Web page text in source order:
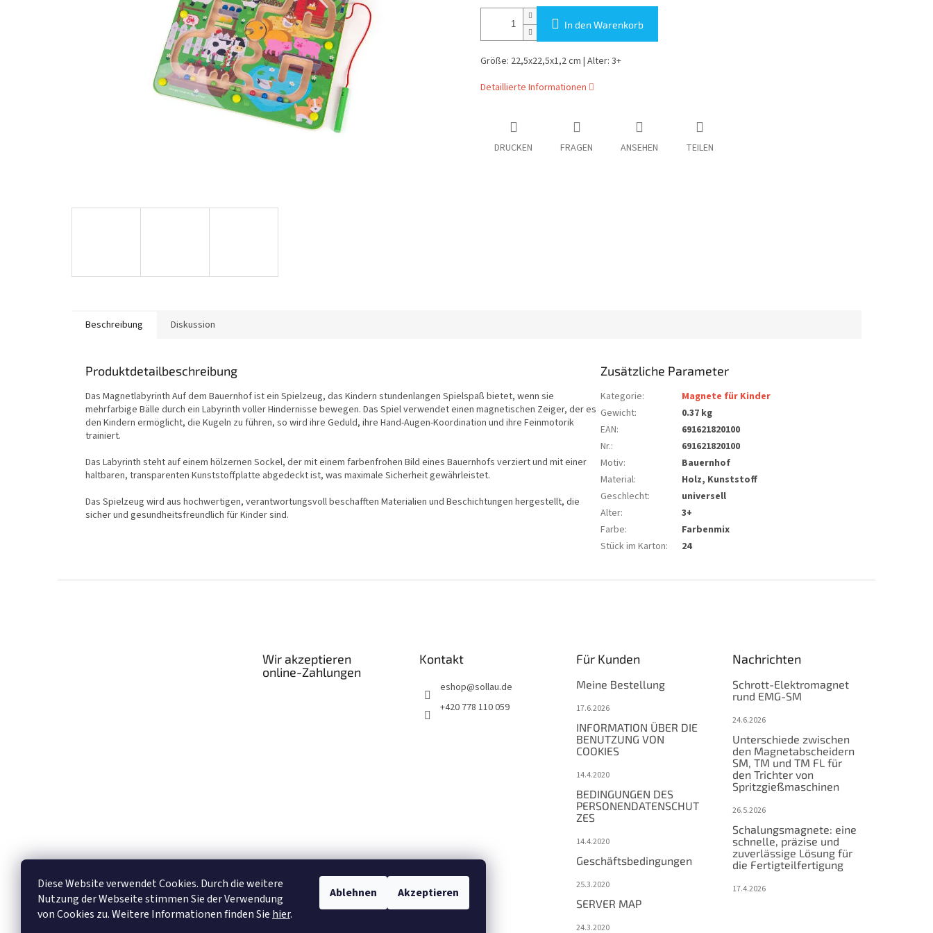
Diese Website verwendet Cookies. Durch die weitere
Nutzung der Webseite stimmen Sie der Verwendung
von Cookies zu. Weitere Informationen finden Sie hier.
Ablehnen Akzeptieren
In den Warenkorb
Größe: 22,5x22,5x1,2 cm | Alter: 3+
Detaillierte Informationen
DRUCKEN FRAGEN ANSEHEN TEILEN
Beschreibung Diskussion
Produktdetailbeschreibung
Das Magnetlabyrinth Auf dem Bauernhof ist ein Spielzeug, das Kindern stundenlangen Spielspaß bietet, wenn sie
mehrfarbige Bälle durch ein Labyrinth voller Hindernisse bewegen. Das Spiel verwendet einen magnetischen Zeiger, der es
den Kindern ermöglicht, die Kugeln zu führen, so wird ihre Geduld, ihre Hand-Augen-Koordination und ihre Feinmotorik
trainiert.
Das Labyrinth steht auf einem hölzernen Sockel, der mit einem farbenfrohen Bild eines Bauernhofs verziert und mit einer
haltbaren, transparenten Kunststoffplatte abgedeckt ist, was maximale Sicherheit gewährleistet.
Das Spielzeug wird aus hochwertigen, verantwortungsvoll beschafften Materialien und Beschichtungen hergestellt, die
sicher und gesundheitsfreundlich für Kinder sind.
Zusätzliche Parameter
Kategorie:
Magnete für Kinder
Gewicht:
0.37 kg
EAN:
691621820100
Nr.:
691621820100
Motiv:
Bauernhof
Material:
Holz, Kunststoff
Geschlecht:
universell
Alter:
3+
Farbe:
Farbenmix
Stück im Karton: 24
Wir akzeptieren
online-Zahlungen
Kontakt
eshop@sollau.de
+420 778 110 059
Für Kunden
Meine Bestellung
17.6.2026
INFORMATION ÜBER DIE
BENUTZUNG VON
COOKIES
14.4.2020
BEDINGUNGEN DES
PERSONENDATENSCHUT
ZES
14.4.2020
Geschäftsbedingungen
25.3.2020
SERVER MAP
24.3.2020
Nachrichten
Schrott-Elektromagnet
rund EMG-SM
24.6.2026
Unterschiede zwischen
den Magnetabscheidern
SM, TM und TM FL für
den Trichter von
Spritzgießmaschinen
26.5.2026
Schalungsmagnete: eine
schnelle, präzise und
zuverlässige Lösung für
die Fertigteilfertigung
17.4.2026